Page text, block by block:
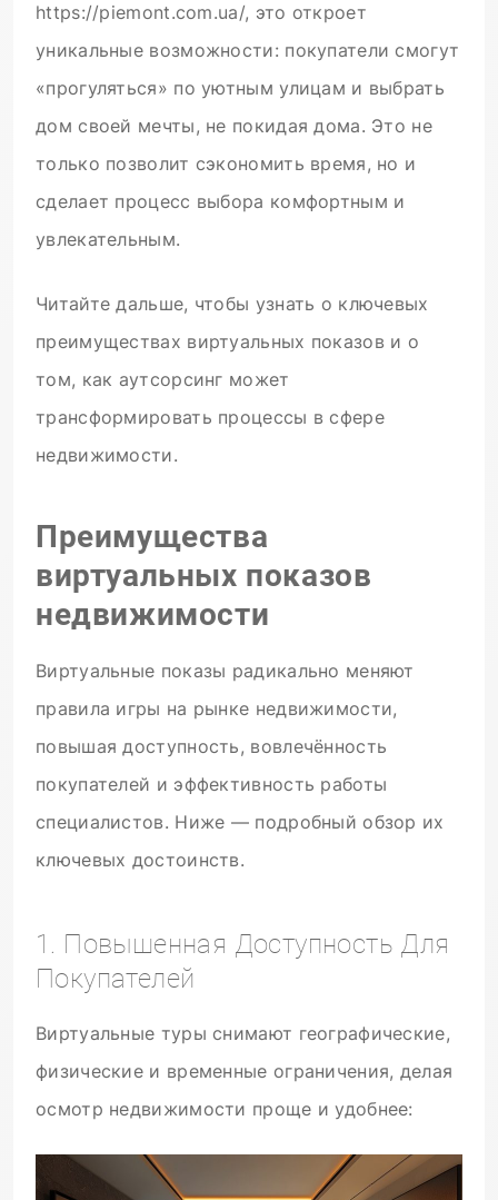
https://piemont.com.ua/, это откроет
уникальные возможности: покупатели смогут
«прогуляться» по уютным улицам и выбрать
дом своей мечты, не покидая дома. Это не
только позволит сэкономить время, но и
сделает процесс выбора комфортным и
увлекательным.
Читайте дальше, чтобы узнать о ключевых
преимуществах виртуальных показов и о
том, как аутсорсинг может
трансформировать процессы в сфере
недвижимости.
Преимущества
виртуальных показов
недвижимости
Виртуальные показы радикально меняют
правила игры на рынке недвижимости,
повышая доступность, вовлечённость
покупателей и эффективность работы
специалистов. Ниже — подробный обзор их
ключевых достоинств.
1. Повышенная Доступность Для
Покупателей
Виртуальные туры снимают географические,
физические и временные ограничения, делая
осмотр недвижимости проще и удобнее: